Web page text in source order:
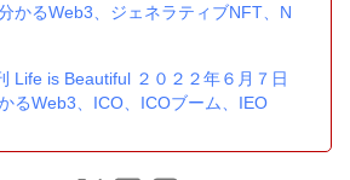
かるWeb3、ジェネラティブNFT、N
Life is Beautiful ２０２２年６月７日
るWeb3、ICO、ICOブーム、IEO